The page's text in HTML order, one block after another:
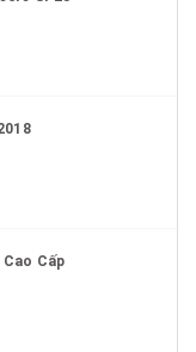
Cao Cấp